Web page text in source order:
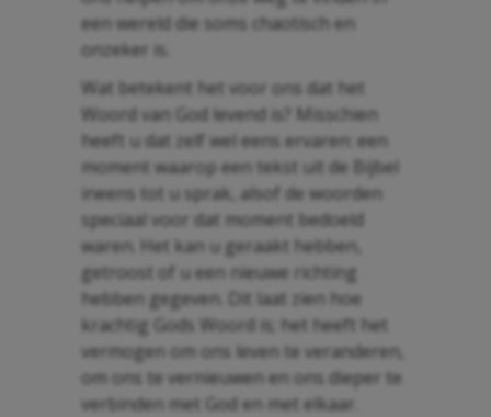
een wereld die soms chaotisch en
onzeker is.
Wat betekent het voor ons dat het
Woord van God levend is? Misschien
heeft u dat zelf wel eens ervaren: een
moment waarop een tekst uit de Bijbel
ineens tot u sprak, alsof de woorden
speciaal voor dat moment bedoeld
waren. Het kan u geraakt hebben,
getroost of u een nieuwe richting
hebben gegeven. Dit laat zien hoe
krachtig Gods Woord is; het heeft het
vermogen om ons leven te veranderen,
om ons te vernieuwen en ons dieper te
verbinden met God en met elkaar.